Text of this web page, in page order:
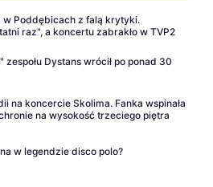
w Poddębicach z falą krytyki.
raz", a koncertu zabrakło w TVP2
zespołu Dystans wrócił po ponad 30
na koncercie Skolima. Fanka wspinała
na wysokość trzeciego piętra
w legendzie disco polo?